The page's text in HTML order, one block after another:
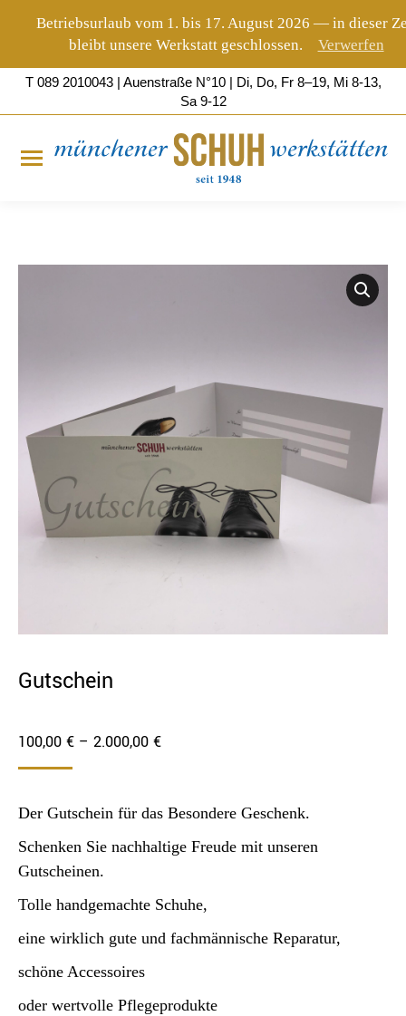
Betriebsurlaub vom 1. bis 17. August 2026 — in dieser
bleibt unsere Werkstatt geschlossen.
Verwerfen
T 089 2010043 | Auenstraße N°10| Di, Do, Fr 8–19, Mi 8-13,
Sa 9-12
Gutschein
100,00 € – 2.000,00 €Preisspanne:
2.000,00 €
Der Gutschein für das Besondere Geschenk.
Schenken Sie nachhaltige Freude mit unseren
Gutscheinen.
Tolle handgemachte Schuhe,
eine wirklich gute und fachmännische Reparatur,
schöne Accessoires
oder wertvolle Pflegeprodukte